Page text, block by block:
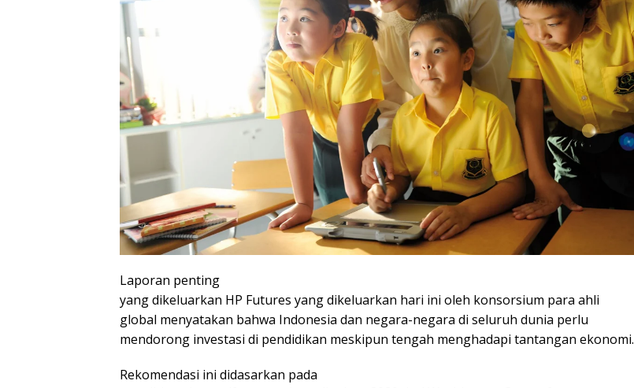
Laporan penting
yang dikeluarkan HP Futures yang dikeluarkan hari ini oleh konsorsium para ahli
global menyatakan bahwa Indonesia dan negara-negara di seluruh dunia perlu
mendorong investasi di pendidikan meskipun tengah menghadapi tantangan ekonomi.
Rekomendasi ini didasarkan pada